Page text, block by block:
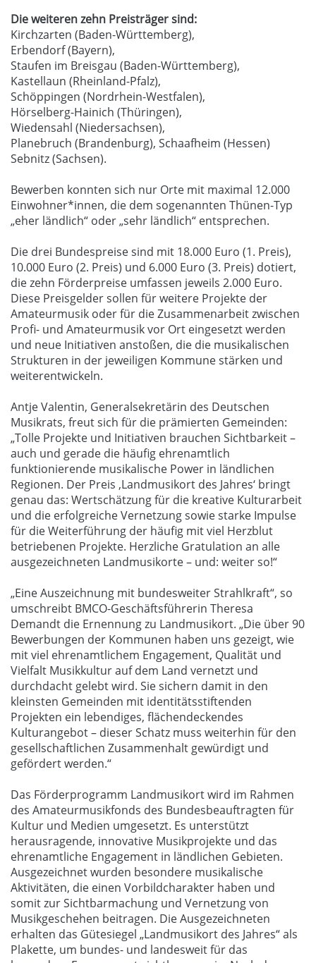
Die weiteren zehn Preisträger sind:
Kirchzarten (Baden-Württemberg),
Erbendorf (Bayern),
Staufen im Breisgau (Baden-Württemberg),
Kastellaun (Rheinland-Pfalz),
Schöppingen (Nordrhein-Westfalen),
Hörselberg-Hainich (Thüringen),
Wiedensahl (Niedersachsen),
Planebruch (Brandenburg), Schaafheim (Hessen)
Sebnitz (Sachsen).
Bewerben konnten sich nur Orte mit maximal 12.000
Einwohner*innen, die dem sogenannten Thünen-Typ
„eher ländlich“ oder „sehr ländlich“ entsprechen.
Die drei Bundespreise sind mit 18.000 Euro (1. Preis),
10.000 Euro (2. Preis) und 6.000 Euro (3. Preis) dotiert,
die zehn Förderpreise umfassen jeweils 2.000 Euro.
Diese Preisgelder sollen für weitere Projekte der
Amateurmusik oder für die Zusammenarbeit zwischen
Profi- und Amateurmusik vor Ort eingesetzt werden
und neue Initiativen anstoßen, die die musikalischen
Strukturen in der jeweiligen Kommune stärken und
weiterentwickeln.
Antje Valentin, Generalsekretärin des Deutschen
Musikrats, freut sich für die prämierten Gemeinden:
„Tolle Projekte und Initiativen brauchen Sichtbarkeit –
auch und gerade die häufig ehrenamtlich
funktionierende musikalische Power in ländlichen
Regionen. Der Preis ‚Landmusikort des Jahres‘ bringt
genau das: Wertschätzung für die kreative Kulturarbeit
und die erfolgreiche Vernetzung sowie starke Impulse
für die Weiterführung der häufig mit viel Herzblut
betriebenen Projekte. Herzliche Gratulation an alle
ausgezeichneten Landmusikorte – und: weiter so!“
„Eine Auszeichnung mit bundesweiter Strahlkraft“, so
umschreibt BMCO-Geschäftsführerin Theresa
Demandt die Ernennung zu Landmusikort. „Die über 90
Bewerbungen der Kommunen haben uns gezeigt, wie
mit viel ehrenamtlichem Engagement, Qualität und
Vielfalt Musikkultur auf dem Land vernetzt und
durchdacht gelebt wird. Sie sichern damit in den
kleinsten Gemeinden mit identitätsstiftenden
Projekten ein lebendiges, flächendeckendes
Kulturangebot – dieser Schatz muss weiterhin für den
gesellschaftlichen Zusammenhalt gewürdigt und
gefördert werden.“
Das Förderprogramm Landmusikort wird im Rahmen
des Amateurmusikfonds des Bundesbeauftragten für
Kultur und Medien umgesetzt. Es unterstützt
herausragende, innovative Musikprojekte und das
ehrenamtliche Engagement in ländlichen Gebieten.
Ausgezeichnet wurden besondere musikalische
Aktivitäten, die einen Vorbildcharakter haben und
somit zur Sichtbarmachung und Vernetzung von
Musikgeschehen beitragen. Die Ausgezeichneten
erhalten das Gütesiegel „Landmusikort des Jahres“ als
Plakette, um bundes- und landesweit für das